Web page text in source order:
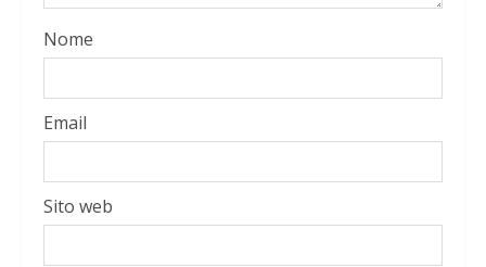
Nome
Email
Sito web